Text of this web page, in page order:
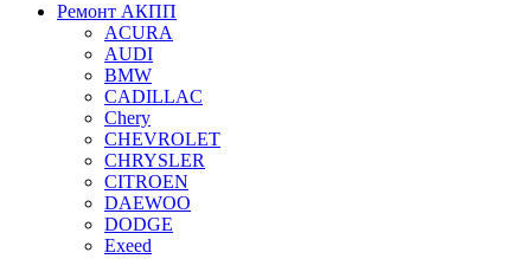
Ремонт АКПП
ACURA
AUDI
BMW
CADILLAC
Chery
CHEVROLET
CHRYSLER
CITROEN
DAEWOO
DODGE
Exeed